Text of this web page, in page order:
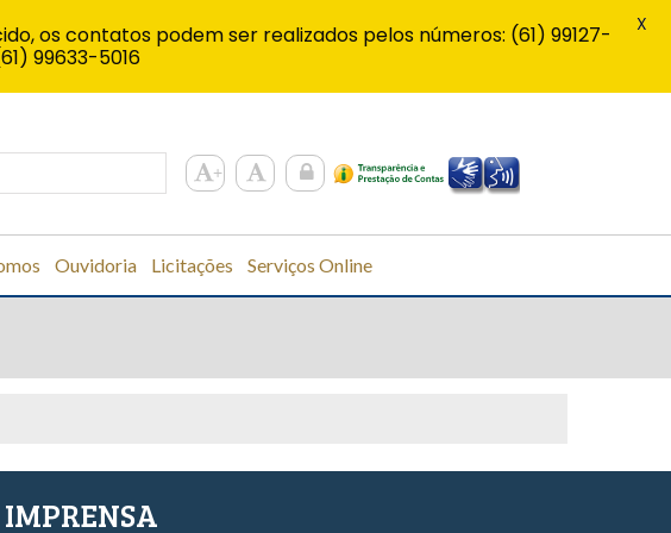
Ouvidoria Licitações Serviços Online
IMPRENSA
os contatos podem ser realizados pelos números: (61) 99127-
99633-5016
X